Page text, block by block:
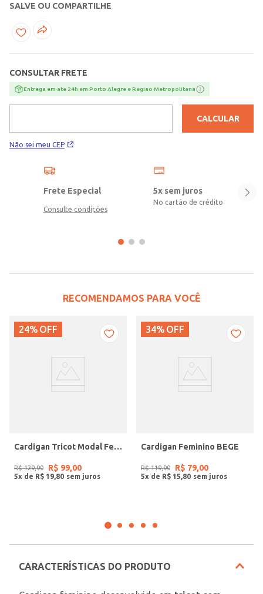
adicionam praticidade ao uso diário, enquanto a textura formada
pelas tramas do tricot traz um toque sofisticado e cheio de charme
para a peça. Uma opção elegante e confortável, ideal para
SALVE OU COMPARTILHE
CONSULTAR FRETE
Entrega em ate 24h em Porto Alegre e Regiao Metropolitana
Não sei meu CEP
CALCULAR
Frete Especial
Consulte condições
5x sem juros
No cartão de crédito
RECOMENDAMOS PARA VOCÊ
24% OFF
Cardigan Tricot Modal Feminino VERDE
R$ 129,90 R$ 99,00
5x de R$ 19 80
34% OFF
Cardigan Feminino BEGE
R$ 119,90 R$ 79,00
5x de R$ 15 80
CARACTERÍSTICAS DO PRODUTO